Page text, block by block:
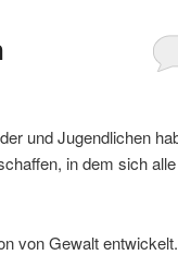
und Jugendlichen
in dem sich alle
von Gewalt entwickelt.